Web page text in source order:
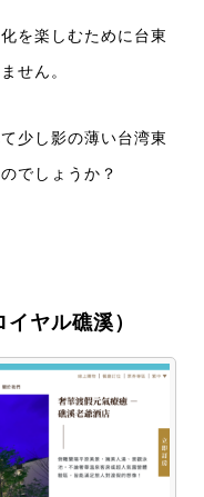
を楽しむために台東
せん。
少し影の薄い台湾東
でしょうか？
ヤル礁溪）